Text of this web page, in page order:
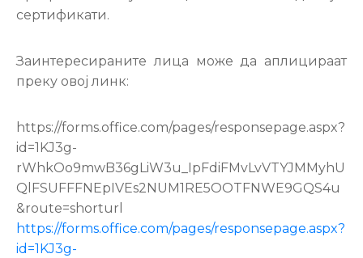
сертификати.
Заинтересираните лица може да аплицираат
преку овој линк:
https://forms.office.com/pages/responsepage.aspx?
id=1KJ3g-
rWhkOo9mwB36gLiW3u_IpFdiFMvLvVTYJMMyhU
QlFSUFFFNEpIVEs2NUM1RE5OOTFNWE9GQS4u
&route=shorturl
https://forms.office.com/pages/responsepage.aspx?
id=1KJ3g-